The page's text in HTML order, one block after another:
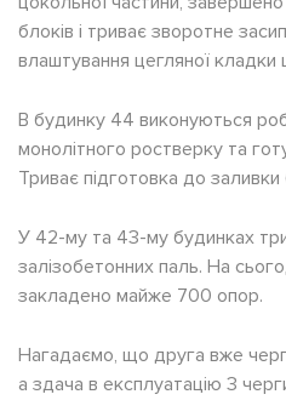
блоків і триває зворотне
влаштування цегляної кладки
В будинку 44 виконуються
монолітного ростверку та
Триває підготовка до заливки
У 42-му та 43-му будинках
залізобетонних паль. На
закладено майже 700 опор.
Нагадаємо, що друга вже
а здача в експлуатацію 3